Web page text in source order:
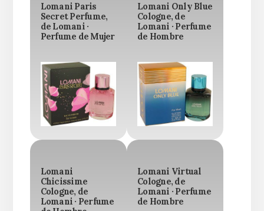
Lomani Paris
Secret Perfume,
de Lomani ·
Perfume de Mujer
Lomani Only Blue
Cologne, de
Lomani · Perfume
de Hombre
Lomani
Chicissime
Cologne, de
Lomani · Perfume
Lomani Virtual
Cologne, de
Lomani · Perfume
de Hombre